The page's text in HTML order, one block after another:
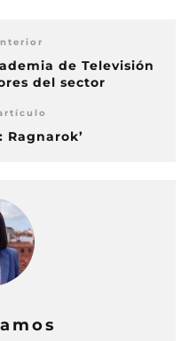
de Televisión
del sector
Ragnarok’